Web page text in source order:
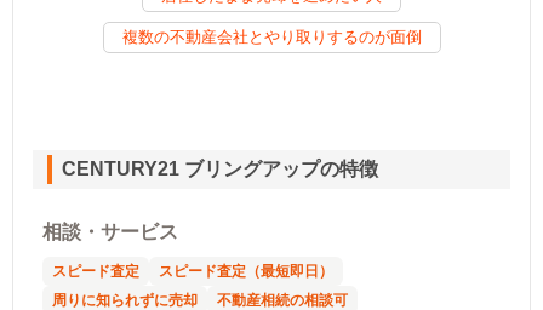
複数の不動産会社とやり取りするのが面倒
CENTURY21 ブリングアップの特徴
相談・サービス
スピード査定
スピード査定（最短即日）
周りに知られずに売却
不動産相続の相談可